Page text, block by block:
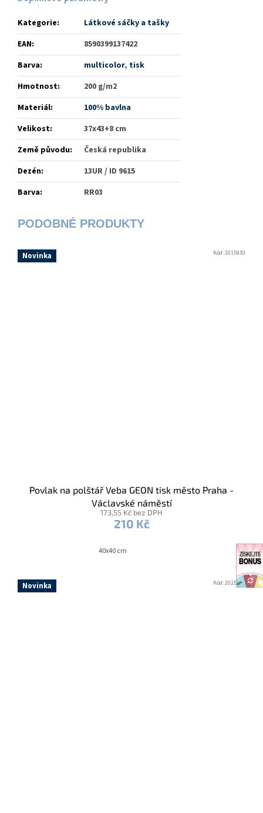
Kategorie:
Látkové sáčky a tašky
EAN:
8590399137422
Barva: multicolor, tisk
Hmotnost:
200 g/m2
Materiál:
100% bavlna
Velikost:
37x43+8 cm
Země původu:
Česká republika
Dezén:
13UR / ID 9615
Barva: RR03
Novinka
Povlak na polštář Veba GEON tisk město Praha -
Václavské náměstí
173,55 Kč bez DPH
210 Kč
40x40 cm
Kód:2015930
Novinka Kód:2015932